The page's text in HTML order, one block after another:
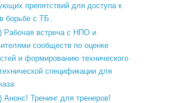
препятствий для доступа к
борьбе с ТБ.
Рабочая встреча с НПО и
сообществ по оценке
и формированию технического
спецификации для
Анонс! Тренинг для тренеров!